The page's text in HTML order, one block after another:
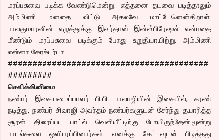
மரப்பசுவை படிக்க வேண்டுமென்று. எத்தனை தடவை படித்தாலும்
அம்மிணி மனதை விட்டு அகலவே மாட்டேனென்கிறாள்.
பாலகுமாரனின் எழுத்துக்கு இவர்தான் இன்ஸ்பிரேஷன் என்பதை
மீண்டும் மரப்பசுவை படிக்கும் போது உறுதியாயிற்று. அம்மிணி
என்னா கேரக்டர்டா..
#########################################
#########
செவிக்கினிமை
நண்பர் இசையமைப்பாளர் பி.பி. பாலாஜியின் இசையில், கரண்
நடித்து, நண்பர் சிவாஜி அவர்தம் நண்பர்களூடன் சேர்ந்து தயாரித்த
சூரன் திரைப்பட பாட்ல் வெளியீட்டிற்கு போயிருந்தேன்.மூன்று
பாடல்களை ஒளிபரப்பினார்கள். எனக்கு கேட்டவுடன் பிடித்தது